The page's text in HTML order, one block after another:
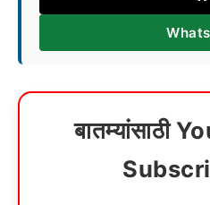
बातम्यांसाठी